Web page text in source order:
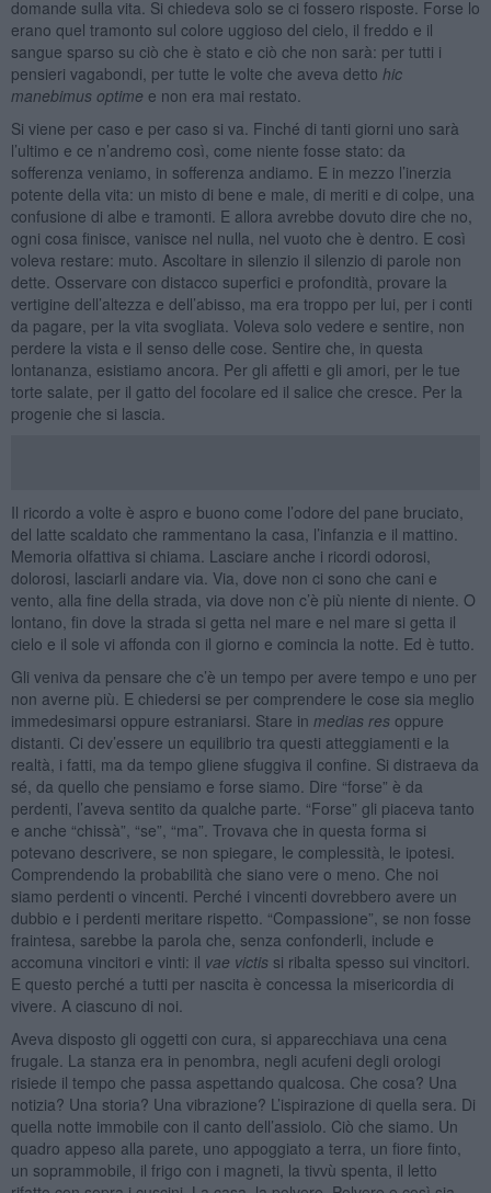
domande sulla vita. Si chiedeva solo se ci fossero risposte. Forse lo
erano quel tramonto sul colore uggioso del cielo, il freddo e il
sangue sparso su ciò che è stato e ciò che non sarà: per tutti i
pensieri vagabondi, per tutte le volte che aveva detto hic
manebimus optime e non era mai restato.
Si viene per caso e per caso si va. Finché di tanti giorni uno sarà
l’ultimo e ce n’andremo così, come niente fosse stato: da
sofferenza veniamo, in sofferenza andiamo. E in mezzo l’inerzia
potente della vita: un misto di bene e male, di meriti e di colpe, una
confusione di albe e tramonti. E allora avrebbe dovuto dire che no,
ogni cosa finisce, vanisce nel nulla, nel vuoto che è dentro. E così
voleva restare: muto. Ascoltare in silenzio il silenzio di parole non
dette. Osservare con distacco superfici e profondità, provare la
vertigine dell’altezza e dell’abisso, ma era troppo per lui, per i conti
da pagare, per la vita svogliata. Voleva solo vedere e sentire, non
perdere la vista e il senso delle cose. Sentire che, in questa
lontananza, esistiamo ancora. Per gli affetti e gli amori, per le tue
torte salate, per il gatto del focolare ed il salice che cresce. Per la
progenie che si lascia.
Il ricordo a volte è aspro e buono come l’odore del pane bruciato,
del latte scaldato che rammentano la casa, l’infanzia e il mattino.
Memoria olfattiva si chiama. Lasciare anche i ricordi odorosi,
dolorosi, lasciarli andare via. Via, dove non ci sono che cani e
vento, alla fine della strada, via dove non c’è più niente di niente. O
lontano, fin dove la strada si getta nel mare e nel mare si getta il
cielo e il sole vi affonda con il giorno e comincia la notte. Ed è tutto.
Gli veniva da pensare che c’è un tempo per avere tempo e uno per
non averne più. E chiedersi se per comprendere le cose sia meglio
immedesimarsi oppure estraniarsi. Stare in medias resoppure
distanti. Ci dev’essere un equilibrio tra questi atteggiamenti e la
realtà, i fatti, ma da tempo gliene sfuggiva il confine. Si distraeva da
sé, da quello che pensiamo e forse siamo. Dire “forse” è da
perdenti, l’aveva sentito da qualche parte. “Forse” gli piaceva tanto
e anche “chissà”, “se”, “ma”. Trovava che in questa forma si
potevano descrivere, se non spiegare, le complessità, le ipotesi.
Comprendendo la probabilità che siano vere o meno. Che noi
siamo perdenti o vincenti. Perché i vincenti dovrebbero avere un
dubbio e i perdenti meritare rispetto. “Compassione”, se non fosse
fraintesa, sarebbe la parola che, senza confonderli, include e
accomuna vincitori e vinti: il vae victissi ribalta spesso sui vincitori.
E questo perché a tutti per nascita è concessa la misericordia di
vivere. A ciascuno di noi.
Aveva disposto gli oggetti con cura, si apparecchiava una cena
frugale. La stanza era in penombra, negli acufeni degli orologi
risiede il tempo che passa aspettando qualcosa. Che cosa? Una
notizia? Una storia? Una vibrazione? L’ispirazione di quella sera. Di
quella notte immobile con il canto dell’assiolo. Ciò che siamo. Un
quadro appeso alla parete, uno appoggiato a terra, un fiore finto,
un soprammobile, il frigo con i magneti, la tivvù spenta, il letto